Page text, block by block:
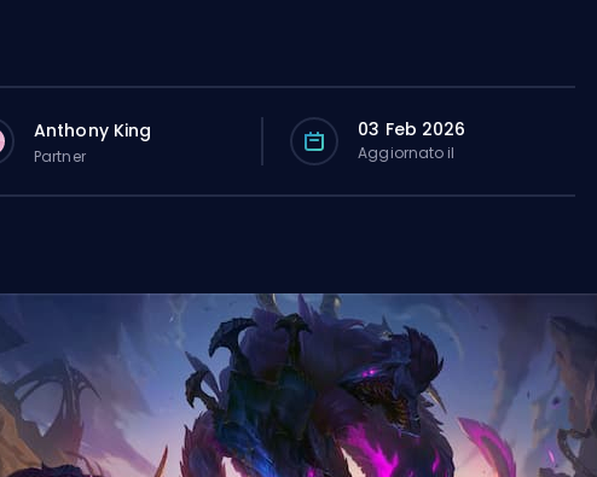
Anthony King
Partner
03 Feb 2026
Aggiornato il